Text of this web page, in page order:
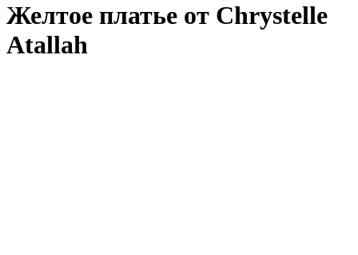
Желтое платье от Chrystelle
Atallah